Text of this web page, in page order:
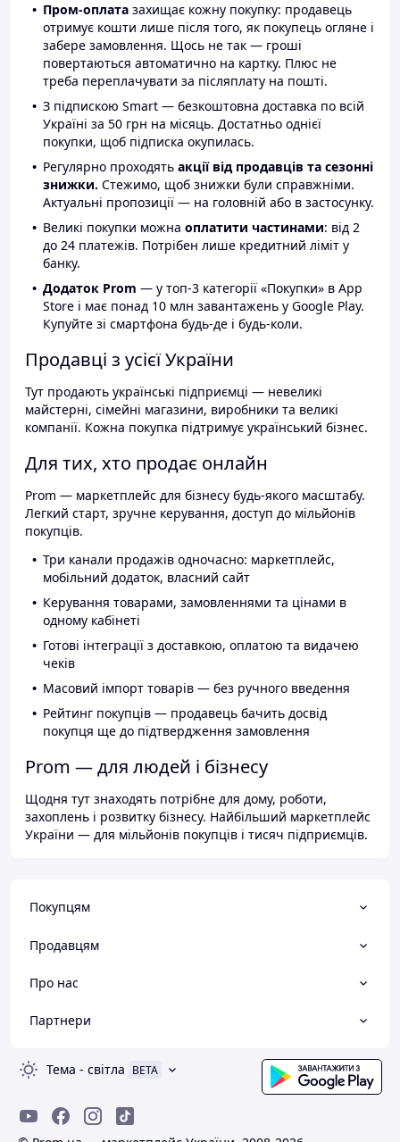
Пром-оплата захищає кожну покупку: продавець
отримує кошти лише після того, як покупець огляне і
забере замовлення. Щось не так — гроші
повертаються автоматично на картку. Плюс не
треба переплачувати за післяплату на пошті.
З підпискою Smart — безкоштовна доставка по всій
Україні за 50 грн на місяць. Достатньо однієї
покупки, щоб підписка окупилась.
Регулярно проходять акції від продавців та сезонні
знижки. Стежимо, щоб знижки були справжніми.
Актуальні пропозиції — на головній або в застосунку.
Великі покупки можна оплатити частинами: від 2
до 24 платежів. Потрібен лише кредитний ліміт у
банку.
Додаток Prom — у топ-3 категорії «Покупки» в App
Store і має понад 10 млн завантажень у Google Play.
Купуйте зі смартфона будь-де і будь-коли.
Продавці з усієї України
Тут продають українські підприємці — невеликі
майстерні, сімейні магазини, виробники та великі
компанії. Кожна покупка підтримує український бізнес.
Для тих, хто продає онлайн
Prom — маркетплейс для бізнесу будь-якого масштабу.
Легкий старт, зручне керування, доступ до мільйонів
покупців.
Три канали продажів одночасно: маркетплейс,
мобільний додаток, власний сайт
Керування товарами, замовленнями та цінами в
одному кабінеті
Готові інтеграції з доставкою, оплатою та видачею
чеків
Масовий імпорт товарів — без ручного введення
Рейтинг покупців — продавець бачить досвід
покупця ще до підтвердження замовлення
Prom — для людей і бізнесу
Щодня тут знаходять потрібне для дому, роботи,
захоплень і розвитку бізнесу. Найбільший маркетплейс
України — для мільйонів покупців і тисяч підприємців.
Покупцям
Продавцям
Про нас
Партнери
Тема - світла BETA